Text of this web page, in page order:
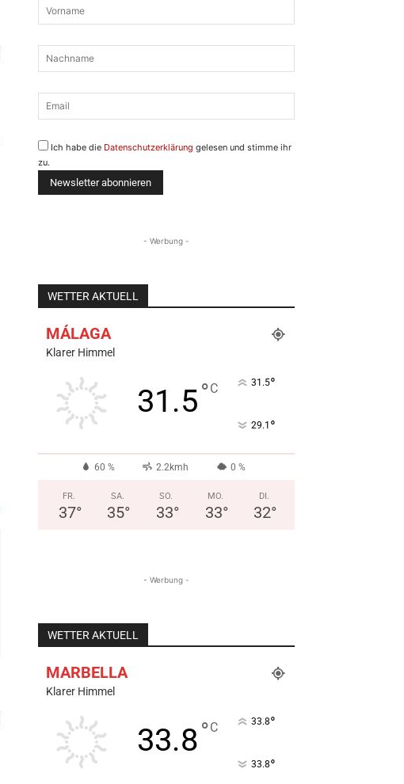
Ich habe die Datenschutzerklärung gelesen und stimme ihr
zu.
- Werbung -
WETTER AKTUELL
MÁLAGA
Klarer Himmel
31.5°C 31.5°
29.1 °
60 % 2.2kmh 0 %
FR.
37°
SA.
35°
SO.
33°
MO.
33°
DI.
32°
- Werbung -
WETTER AKTUELL
MARBELLA
Klarer Himmel
33.8°C 33.8°
33.8°